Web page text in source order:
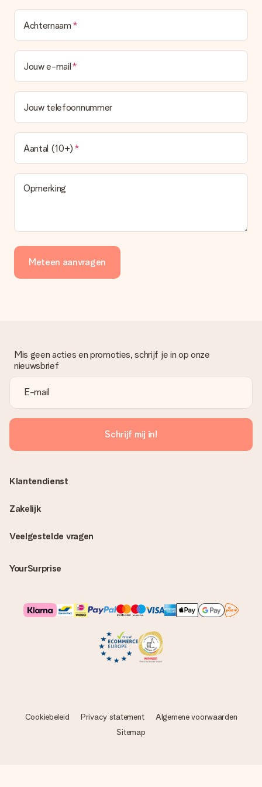
Achternaam
Jouw e-mail
Jouw telefoonnummer
Aantal (10+)
Opmerking
Meteen aanvragen
Mis geen acties en promoties, schrijf je in op onze
nieuwsbrief
Schrijf mij in!
Veelgestelde vragen
YourSurprise
Klantendienst
Zakelijk
Cookiebeleid Privacy statement
Algemene voorwaarden
Sitemap